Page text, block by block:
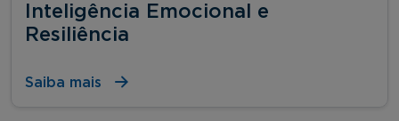
Inteligência Emocional e
Resiliência
Saiba mais